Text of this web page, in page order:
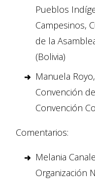
Pueblos
Campesinos,
de la
(Bolivia)
Manuela
Convención
Convención
Comentarios:
Melania
Organización